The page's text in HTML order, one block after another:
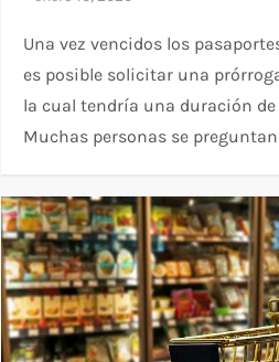
Una vez vencidos los
es posible solicitar una
la cual tendría una duración de
Muchas personas se